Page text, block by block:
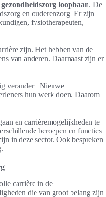
gezondheidszorg loopbaan. De
en ouderenzorg. Er zijn
fysiotherapeuten,
zijn. Het hebben van de
van anderen. Daarnaast zijn er
verandert. Nieuwe
hun werk doen. Daarom
en carrièremogelijkheden te
beroepen en functies
in deze sector. Ook bespreken
carrière in de
die van groot belang zijn